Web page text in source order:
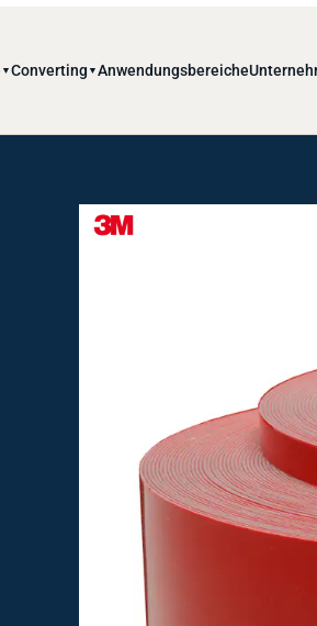
Converting Anwendungsbereiche